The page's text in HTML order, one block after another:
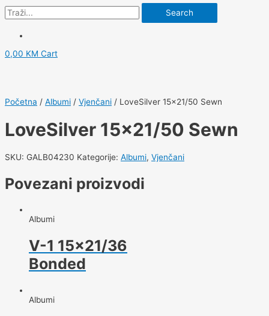
Search
0,00 KM Cart
Početna / Albumi / Vjenčani / LoveSilver 15×21/50 Sewn
LoveSilver 15×21/50 Sewn
SKU: GALB04230 Kategorije: Albumi, Vjenčani
Povezani proizvodi
Albumi
V-1 15×21/36
Bonded
Albumi